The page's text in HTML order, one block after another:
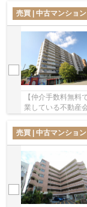
売買 | 中古マンション
【仲介手数料無
業している不動産
売買 | 中古マンション